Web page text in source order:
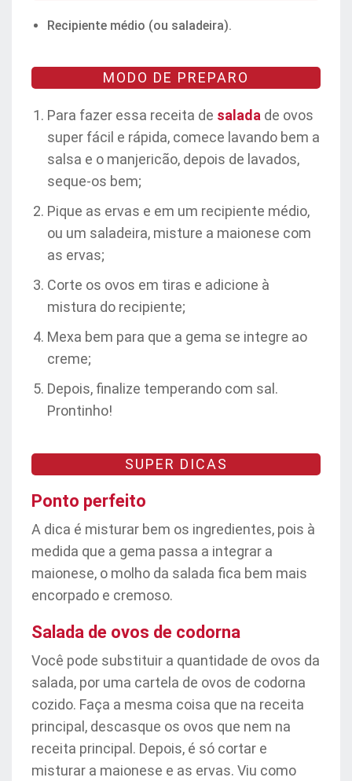
Recipiente médio (ou saladeira).
MODO DE PREPARO
Para fazer essa receita de salada de ovos
super fácil e rápida, comece lavando bem a
salsa e o manjericão, depois de lavados,
seque-os bem;
Pique as ervas e em um recipiente médio,
ou um saladeira, misture a maionese com
as ervas;
Corte os ovos em tiras e adicione à
mistura do recipiente;
Mexa bem para que a gema se integre ao
creme;
Depois, finalize temperando com sal.
Prontinho!
SUPER DICAS
Ponto perfeito
A dica é misturar bem os ingredientes, pois à
medida que a gema passa a integrar a
maionese, o molho da salada fica bem mais
encorpado e cremoso.
Salada de ovos de codorna
Você pode substituir a quantidade de ovos da
salada, por uma cartela de ovos de codorna
cozido. Faça a mesma coisa que na receita
principal, descasque os ovos que nem na
receita principal. Depois, é só cortar e
misturar a maionese e as ervas. Viu como